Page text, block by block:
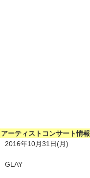
アーティストコンサート情報
2016年10月31日(月)
GLAY